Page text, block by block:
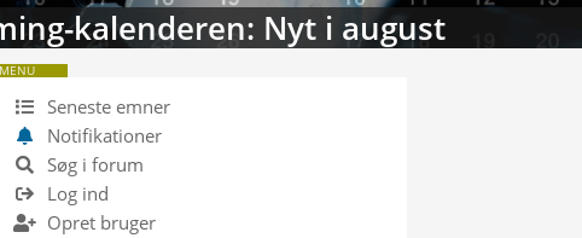
kalenderen: Nyt i august
MENU
Seneste emner
Notifikationer
Søg i forum
Log ind
Opret bruger